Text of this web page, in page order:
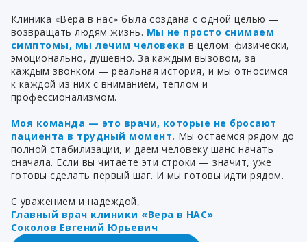
Клиника «Вера в нас» была создана с одной целью —
возвращать людям жизнь. Мы не просто снимаем
симптомы, мы лечим человека в целом: физически,
эмоционально, душевно. За каждым вызовом, за
каждым звонком — реальная история, и мы относимся
к каждой из них с вниманием, теплом и
профессионализмом.
Моя команда — это врачи, которые не бросают
пациента в трудный момент. Мы остаемся рядом до
полной стабилизации, и даем человеку шанс начать
сначала. Если вы читаете эти строки — значит, уже
готовы сделать первый шаг. И мы готовы идти рядом.
С уважением и надеждой,
Главный врач клиники «Вера в НАС»
Соколов Евгений Юрьевич